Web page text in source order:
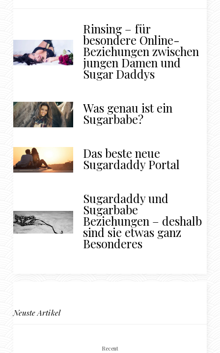
Rinsing – für
besondere Online-
Beziehungen zwischen
jungen Damen und
Sugar Daddys
Was genau ist ein
Sugarbabe?
Das beste neue
Sugardaddy Portal
Sugardaddy und
Sugarbabe
Beziehungen – deshalb
sind sie etwas ganz
Besonderes
Neuste Artikel
Recent